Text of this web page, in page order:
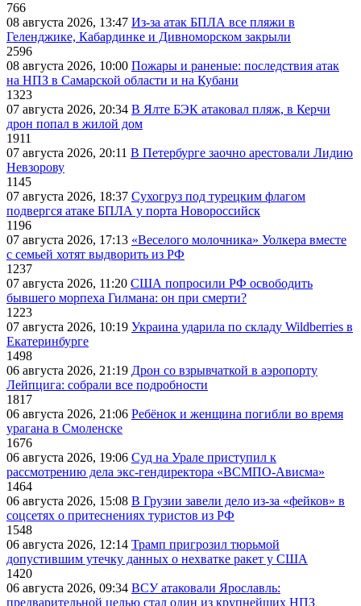
766
08 августа 2026, 13:47 Из-за атак БПЛА все пляжи в
Геленджике, Кабардинке и Дивноморском закрыли
2596
08 августа 2026, 10:00 Пожары и раненые: последствия атак
на НПЗ в Самарской области и на Кубани
1323
07 августа 2026, 20:34 В Ялте БЭК атаковал пляж, в Керчи
дрон попал в жилой дом
1911
07 августа 2026, 20:11 В Петербурге заочно арестовали Лидию
Невзорову
1145
07 августа 2026, 18:37 Сухогруз под турецким флагом
подвергся атаке БПЛА у порта Новороссийск
1196
07 августа 2026, 17:13 «Веселого молочника» Уолкера вместе
с семьей хотят выдворить из РФ
1237
07 августа 2026, 11:20 США попросили РФ освободить
бывшего морпеха Гилмана: он при смерти?
1223
07 августа 2026, 10:19 Украина ударила по складу Wildberries в
Екатеринбурге
1498
06 августа 2026, 21:19 Дрон со взрывчаткой в аэропорту
Лейпцига: собрали все подробности
1817
06 августа 2026, 21:06 Ребёнок и женщина погибли во время
урагана в Смоленске
1676
06 августа 2026, 19:06 Суд на Урале приступил к
рассмотрению дела экс-гендиректора «ВСМПО-Ависма»
1464
06 августа 2026, 15:08 В Грузии завели дело из-за «фейков» в
соцсетях о притеснениях туристов из РФ
1548
06 августа 2026, 12:14 Трамп пригрозил тюрьмой
допустившим утечку данных о нехватке ракет у США
1420
06 августа 2026, 09:34 ВСУ атаковали Ярославль:
предварительной целью стал один из крупнейших НПЗ